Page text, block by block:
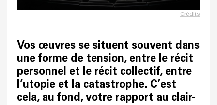
Crédits
Vos œuvres se situent souvent dans
une forme de tension, entre le récit
personnel et le récit collectif, entre
l’utopie et la catastrophe. C’est
cela, au fond, votre rapport au clair-